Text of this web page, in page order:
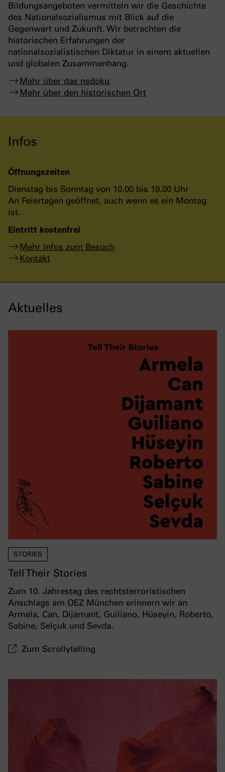
Bildungsangeboten vermitteln wir die Geschichte
des Nationalsozialismus mit Blick auf die
Gegenwart und Zukunft. Wir betrachten die
historischen Erfahrungen der
nationalsozialistischen Diktatur in einem aktuellen
und globalen Zusammenhang.
Mehr über das nsdoku
Mehr über den historischen Ort
Infos
Öffnungszeiten
Dienstag bis Sonntag von 10.00 bis 19.00 Uhr
An Feiertagen geöffnet, auch wenn es ein Montag
ist.
Eintritt kostenfrei
Mehr Infos zum Besuch
Kontakt
Aktuelles
STORIES
Tell Their Stories
Zum 10. Jahrestag des rechtsterroristischen
Anschlags am OEZ München erinnern wir an
Armela, Can, Dijamant, Guiliano, Hüseyin, Roberto,
Sabine, Selçuk und Sevda.
Zum Scrollytelling